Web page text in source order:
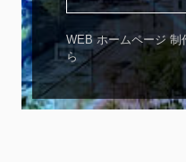
WEB ホームページ 制
ら